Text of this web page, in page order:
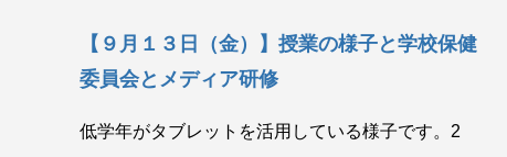
【９月１３日（金）】授業の様子と学校保健
委員会とメディア研修
低学年がタブレットを活用している様子です。2